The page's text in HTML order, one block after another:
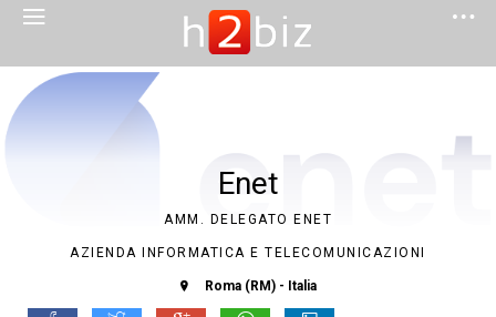
Enet
AMM. DELEGATO ENET
AZIENDA INFORMATICA E TELECOMUNICAZIONI
Roma (RM) - Italia